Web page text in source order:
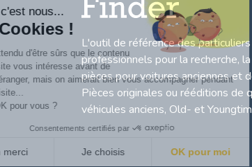
L'outil de référence des
professionnels pour la recherche, la
pièces pour voitures anciennes et
Pièces originales ou rééditions de
véhicules anciens, Old- et
Salut c'est nous...
les Cookies !
On a attendu d'être sûrs que le contenu
de ce site vous intéresse avant de
vous déranger, mais on aimerait bien vous
C'est OK pour vous ?
Consentements certifiés par
Non merci Je choisis OK